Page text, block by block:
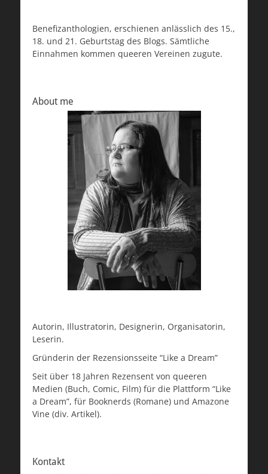
Benefizanthologien, erschienen anlässlich des 15.,
18. und 21. Geburtstag des Blogs. Sämtliche
Einnahmen kommen queeren Vereinen zugute.
About me
Autorin, Illustratorin, Designerin, Organisatorin,
Leserin.
Gründerin der Rezensionsseite “Like a Dream”
Seit über 18 Jahren Rezensent von queeren
Medien (Buch, Comic, Film) für die Plattform “Like
a Dream”, für Booknerds (Romane) und Amazone
Vine (div. Artikel).
Kontakt